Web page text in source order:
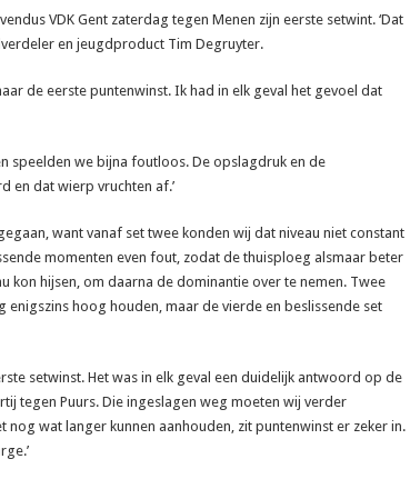
VDK Gent zaterdag tegen Menen zijn eerste setwint. ‘Dat
en jeugdproduct Tim Degruyter.
de eerste puntenwinst. Ik had in elk geval het gevoel dat
speelden we bijna foutloos. De opslagdruk en de
en dat wierp vruchten af.’
want vanaf set twee konden wij dat niveau niet constant
momenten even fout, zodat de thuisploeg alsmaar beter
kon hijsen, om daarna de dominantie over te nemen. Twee
hoog houden, maar de vierde en beslissende set
setwinst. Het was in elk geval een duidelijk antwoord op de
tegen Puurs. Die ingeslagen weg moeten wij verder
nog wat langer kunnen aanhouden, zit puntenwinst er zeker in.